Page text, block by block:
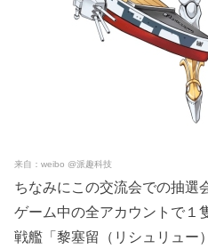
来自：weibo @派趣科技
ちなみにこの交流会での抽選
ゲーム中の全アカウントで１
戦艦「黎塞留（リシュリュー